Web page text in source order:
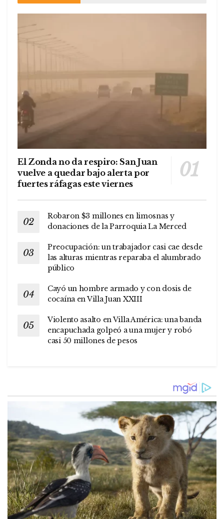
El Zonda no da respiro: San Juan
vuelve a quedar bajo alerta por
fuertes ráfagas este viernes
Robaron $3 millones en limosnas y
donaciones de la Parroquia La Merced
Preocupación: un trabajador casi cae desde
las alturas mientras reparaba el alumbrado
público
Cayó un hombre armado y con dosis de
cocaína en Villa Juan XXIII
Violento asalto en Villa América: una banda
encapuchada golpeó a una mujer y robó
casi 50 millones de pesos